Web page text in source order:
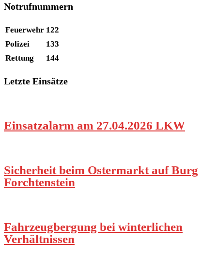
Notrufnummern
Feuerwehr 122
Polizei
133
Rettung
144
Letzte Einsätze
Einsatzalarm am 27.04.2026 LKW
Sicherheit beim Ostermarkt auf Burg
Forchtenstein
Fahrzeugbergung bei winterlichen
Verhältnissen